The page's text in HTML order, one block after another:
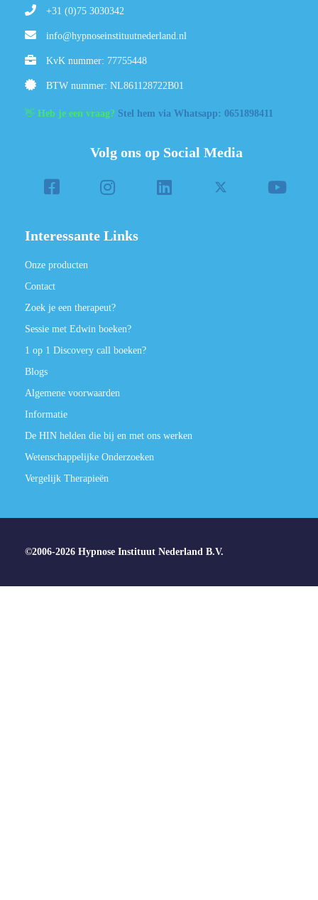
+31 (0)75 3030342
info@hypnoseinstituutnederland.nl
KvK nummer: 77755448
BTW nummer: NL861128722B01
👋 Heb je een vraag? Stel hem via Whatsapp: 0651898411
Volg ons op Social Media
Interessante Links
Onze producten
Contact
Zoek je een therapeut?
Sessie met Edwin boeken?
1 op 1 Discovery call boeken?
Blogs
Algemene voorwaarden
Informatie
De HIN helden die bij en met ons werken
Wetenschappelijke Onderzoeken
Vergelijk Therapieën
©2006-2026 Hypnose Instituut Nederland B.V.